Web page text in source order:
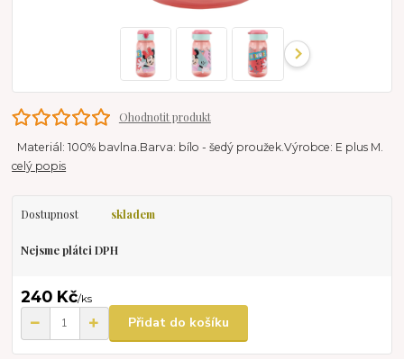
Ohodnotit produkt
Materiál: 100% bavlna.Barva: bílo - šedý proužek.Výrobce: E plus M.
celý popis
Dostupnost skladem
Nejsme plátci DPH
240 Kč/ks
Přidat do košíku